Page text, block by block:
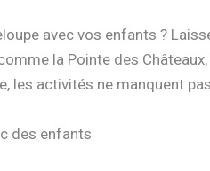
avec vos enfants ?
la Pointe des
les activités ne manquent
des enfants